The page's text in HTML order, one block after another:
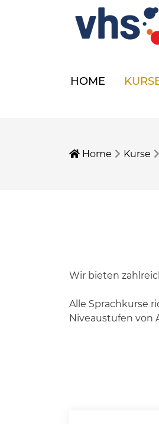
HOME
Home Kurse
Wir bieten
Alle Sprachkurse
Niveaustufen von